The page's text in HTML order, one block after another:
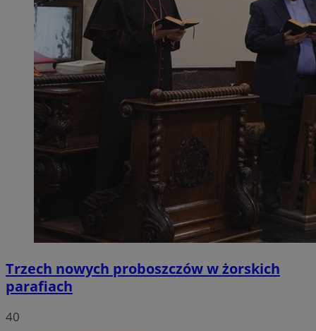
Trzech nowych proboszczów w żorskich
parafiach
40